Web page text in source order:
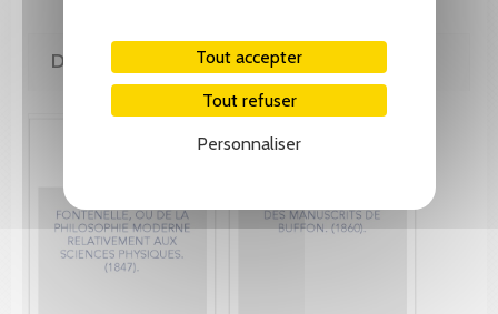
Tout accepter
Tout refuser
Personnaliser
DE MÊME AUTEUR(E)